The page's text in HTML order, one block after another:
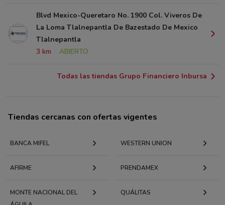
Blvd Mexico-Queretaro No. 1900 Col. Viveros De
La Loma Tlalnepantla De Bazestado De Mexico
Tlalnepantla
3 km
ABIERTO
Todas las tiendas Grupo Financiero Inbursa
Tiendas cercanas con ofertas vigentes
BANCA MIFEL WESTERN UNION
AFIRME PRENDAMEX
MONTE NACIONAL DEL
QUÁLITAS